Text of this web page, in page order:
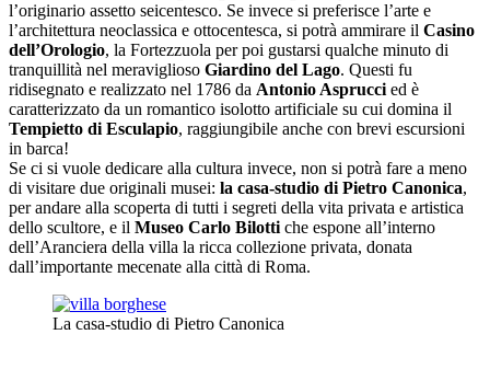
l’originario assetto seicentesco. Se invece si preferisce l’arte e
l’architettura neoclassica e ottocentesca, si potrà ammirare il Casino
dell’Orologio, la Fortezzuola per poi gustarsi qualche minuto di
tranquillità nel meraviglioso Giardino del Lago. Questi fu
ridisegnato e realizzato nel 1786 da Antonio Asprucci ed è
caratterizzato da un romantico isolotto artificiale su cui domina il
Tempietto di Esculapio, raggiungibile anche con brevi escursioni
in barca!
Se ci si vuole dedicare alla cultura invece, non si potrà fare a meno
di visitare due originali musei: la casa-studio di Pietro Canonica,
per andare alla scoperta di tutti i segreti della vita privata e artistica
dello scultore, e il Museo Carlo Bilotti che espone all’interno
dell’Aranciera della villa la ricca collezione privata, donata
dall’importante mecenate alla città di Roma.
La casa-studio di Pietro Canonica